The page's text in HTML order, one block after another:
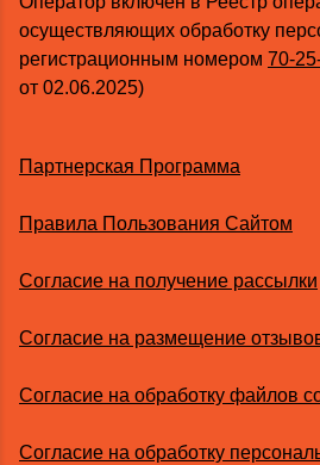
осуществляющих обработку
регистрационным номером 70-
от 02.06.2025)
Партнерская Программа
Правила Пользования Сайтом
Согласие на получение рассылки
Согласие на размещение
Согласие на обработку файлов
Согласие на обработку